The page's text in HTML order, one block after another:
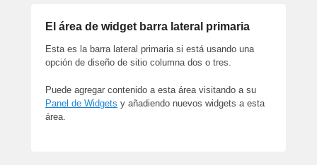
El área de widget barra lateral primaria
Esta es la barra lateral primaria si está usando una
opción de diseño de sitio columna dos o tres.
Puede agregar contenido a esta área visitando a su
Panel de Widgets y añadiendo nuevos widgets a esta
área.